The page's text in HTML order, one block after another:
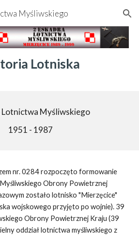
Skip to navigation
Myśliwskiego
Lotniska
Lotnictwa Myśliwskiego
1951 - 1987
nr. 0284 rozpoczęto formowanie
Obrony Powietrznej
zostało lotnisko "Mierzęcice"
wojskowego przyjęto po wojnie). 39
Obrony Powietrznej Kraju (39
oddział lotnictwa myśliwskiego z